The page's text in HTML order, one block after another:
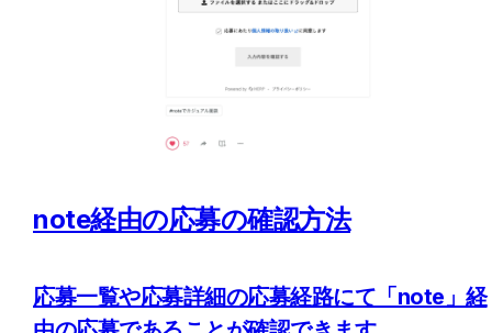
note経由の応募の確認方法
応募一覧や応募詳細の応募経路にて「note」経